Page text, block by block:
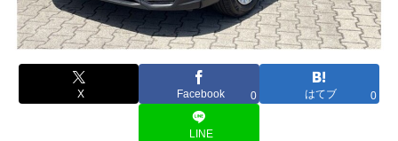
X Facebook 0 はてブ 0
LINE